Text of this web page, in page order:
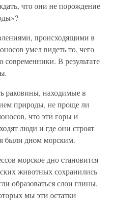
что они не порождение
происходящими в
умел видеть то, чего
В результате
раковины, находимые в
природы, не проще ли
что эти горы и
люди и где они строят
были дном морским.
морское дно становится
животных сохранились
образоваться слои глины,
мы эти остатки